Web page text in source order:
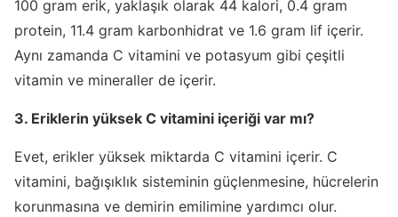
100 gram erik, yaklaşık olarak 44 kalori, 0.4 gram
protein, 11.4 gram karbonhidrat ve 1.6 gram lif içerir.
Aynı zamanda C vitamini ve potasyum gibi çeşitli
vitamin ve mineraller de içerir.
3. Eriklerin yüksek C vitamini içeriği var mı?
Evet, erikler yüksek miktarda C vitamini içerir. C
vitamini, bağışıklık sisteminin güçlenmesine, hücrelerin
korunmasına ve demirin emilimine yardımcı olur.